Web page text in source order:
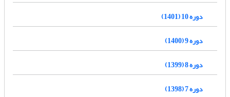
دوره 10 (1401)
دوره 9 (1400)
دوره 8 (1399)
دوره 7 (1398)